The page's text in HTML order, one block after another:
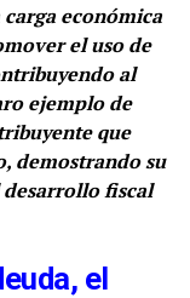
económica
el uso de
al
ejemplo de
que
demostrando su
fiscal
el